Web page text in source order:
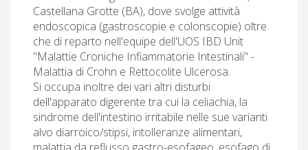
Castellana Grotte (BA), dove svolge attività
endoscopica (gastroscopie e colonscopie) oltre
che di reparto nell'equipe dell'UOS IBD Unit
"Malattie Croniche Infiammatorie Intestinali" -
Malattia di Crohn e Rettocolite Ulcerosa.
Si occupa inoltre dei vari altri disturbi
dell'apparato digerente tra cui la celiachia, la
sindrome dell'intestino irritabile nelle sue varianti
alvo diarroico/stipsi, intolleranze alimentari,